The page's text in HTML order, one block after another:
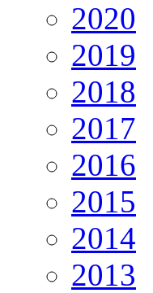
2020
2019
2018
2017
2016
2015
2014
2013